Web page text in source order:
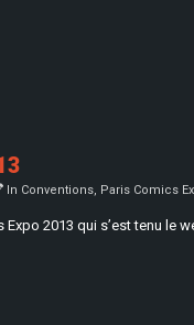
In Conventions, Paris Comics
2013 qui s’est tenu le